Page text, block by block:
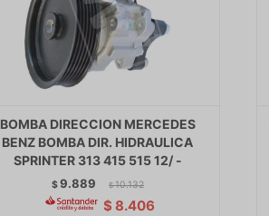
BOMBA DIRECCION MERCEDES
BENZ BOMBA DIR. HIDRAULICA
SPRINTER 313 415 515 12/ -
$9.889 $ 10.132
$ 8.406